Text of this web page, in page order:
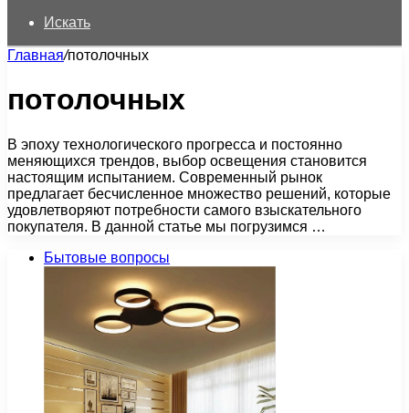
Искать
Главная/потолочных
потолочных
В эпоху технологического прогресса и постоянно
меняющихся трендов, выбор освещения становится
настоящим испытанием. Современный рынок
предлагает бесчисленное множество решений, которые
удовлетворяют потребности самого взыскательного
покупателя. В данной статье мы погрузимся …
Бытовые вопросы